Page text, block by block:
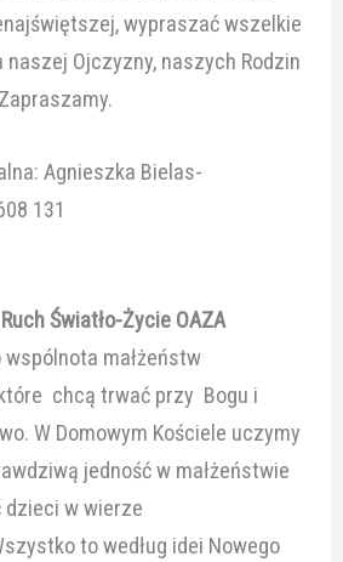
wypraszać wszelkie
naszej Ojczyzny, naszych Rodzin
Agnieszka Bielas-
131
Światło-Życie OAZA
wspólnota małżeństw
chcą trwać przy Bogu i
W Domowym Kościele uczymy
jedność w małżeństwie
dzieci w wierze
to według idei Nowego